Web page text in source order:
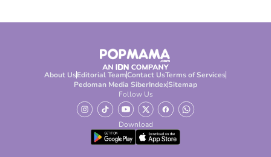
About UsEditorial TeamContact UsTerms of Services
Pedoman Media SiberIndexSitemap
Follow Us
Download